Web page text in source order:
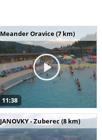
Meander Oravice (7 km)
11:38
JANOVKY - Zuberec (8 km)